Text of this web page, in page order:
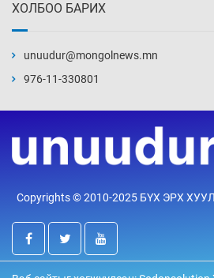
21 цаг 36 мин
22 цаг 6 мин
үйлчилж буй гэв
22 цаг 36 мин
“Туул усан
ХОЛБОО БАРИХ
unuudur@mongolnews.mn
976-11-330801
Copyrights © 2010-2025 БҮХ ЭРХ